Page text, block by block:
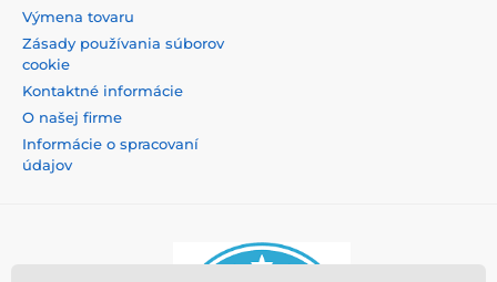
Výmena tovaru
Zásady používania súborov
cookie
Kontaktné informácie
O našej firme
Informácie o spracovaní
údajov